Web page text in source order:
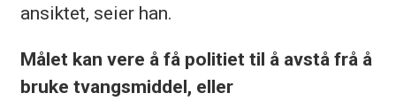
ansiktet, seier han.
Målet kan vere å få politiet til å avstå frå å
bruke tvangsmiddel, eller